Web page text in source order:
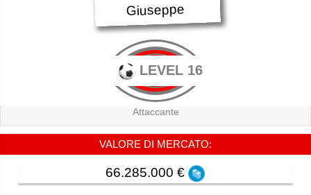
Giuseppe
LEVEL 16
Attaccante
VALORE DI MERCATO:
66.285.000 €